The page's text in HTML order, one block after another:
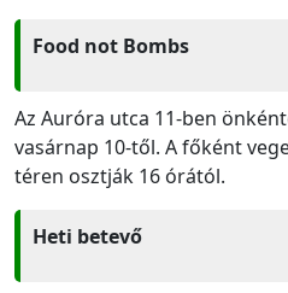
Food not Bombs
Az Auróra utca 11-ben
vasárnap 10-től. A főként
téren osztják 16 órától.
Heti betevő